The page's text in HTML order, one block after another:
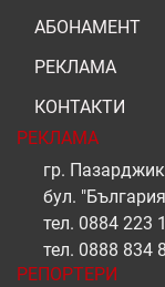
АБОНАМЕНТ
РЕКЛАМА
КОНТАКТИ
РЕКЛАМА
гр.
бул.
тел. 0884 223
тел. 0888 834
РЕПОРТЕРИ